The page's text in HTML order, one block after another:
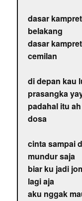
dasar
belakang
dasar
cemilan
di depan kau
prasangka
padahal itu
dosa
cinta sampai
mundur saja
biar ku jadi
lagi aja
aku nggak